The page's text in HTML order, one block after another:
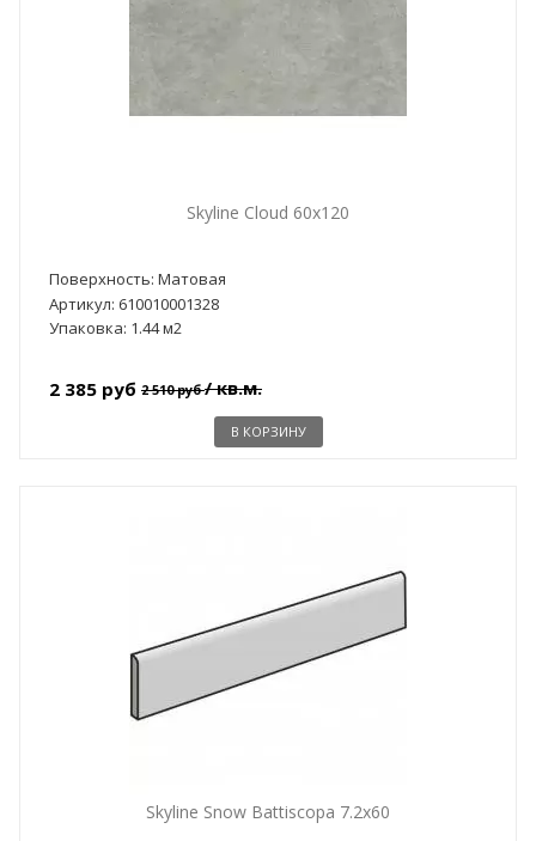
Skyline Cloud 60x120
Поверхность: Матовая
Артикул: 610010001328
Упаковка: 1.44 м2
2 385 руб 2 510 руб/ кв.м.
В КОРЗИНУ
Skyline Snow Battiscopa 7.2x60